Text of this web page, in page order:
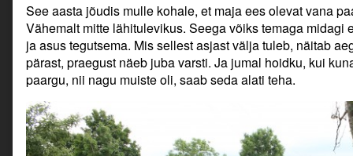
See aasta jõudis mulle kohale, et maja ees olevat vana
Vähemalt mitte lähitulevikus. Seega võiks temaga midagi
ja asus tegutsema. Mis sellest asjast välja tuleb, näitab
pärast, praegust näeb juba varsti. Ja jumal hoidku, kui
paargu, nii nagu muiste oli, saab seda alati teha.